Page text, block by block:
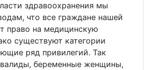
здравоохранения мы
что все граждане нашей
право на медицинскую
существуют категории
ряд привилегий. Так
беременные женщины,